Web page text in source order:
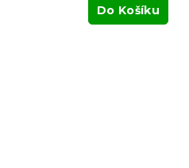
Do Košíku